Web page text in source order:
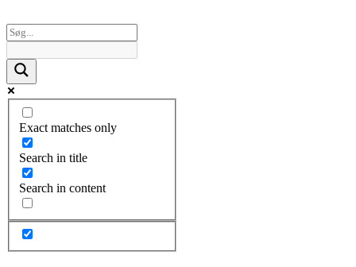
Exact matches only
Search in title
Search in content